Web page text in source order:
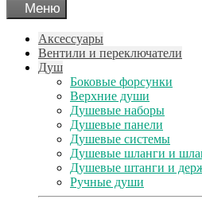
Меню
Аксессуары
Вентили и переключатели
Душ
Боковые форсунки
Верхние души
Душевые наборы
Душевые панели
Душевые системы
Душевые шланги и
Душевые штанги и
Ручные души